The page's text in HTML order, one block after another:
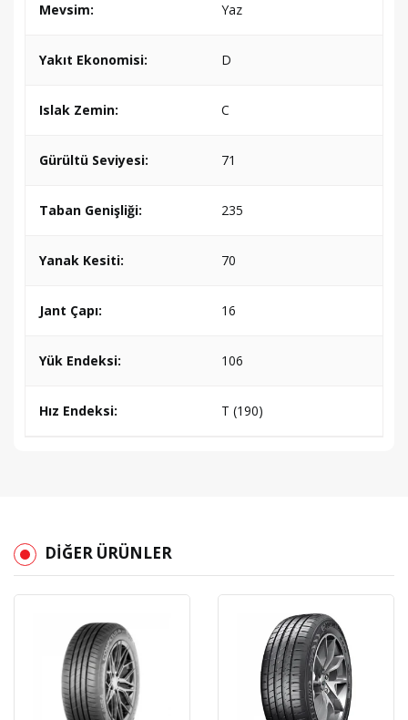
Mevsim: Yaz
Yakıt Ekonomisi: D
Islak Zemin: C
Gürültü Seviyesi: 71
Taban Genişliği: 235
Yanak Kesiti: 70
Jant Çapı: 16
Yük Endeksi: 106
Hız Endeksi: T (190)
DİĞER ÜRÜNLER